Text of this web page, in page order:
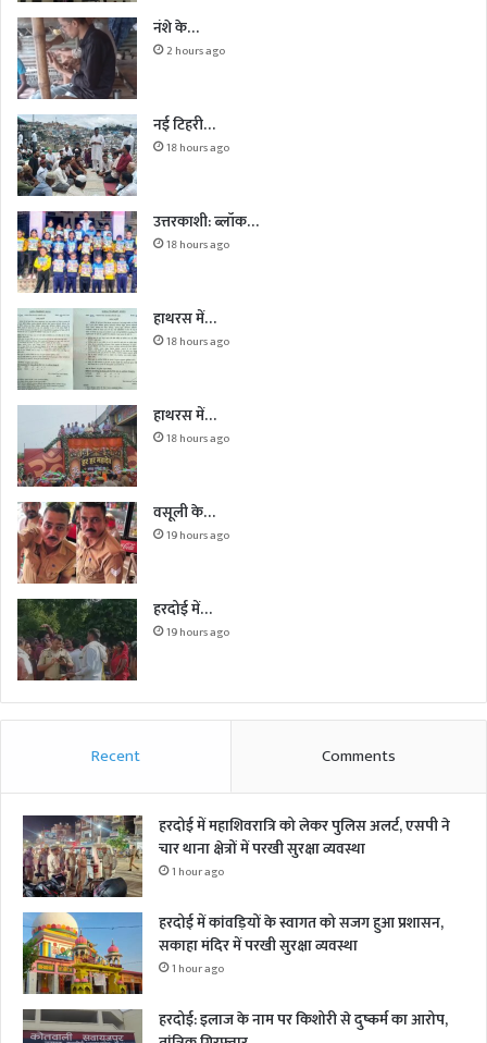
नंशे के…
2 hours ago
नई टिहरी…
18 hours ago
उत्तरकाशी: ब्लॉक…
18 hours ago
हाथरस में…
18 hours ago
हाथरस में…
18 hours ago
वसूली के…
19 hours ago
हरदोई में…
19 hours ago
Recent Comments
हरदोई में महाशिवरात्रि को लेकर पुलिस अलर्ट, एसपी ने
चार थाना क्षेत्रों में परखी सुरक्षा व्यवस्था
1 hour ago
हरदोई में कांवड़ियों के स्वागत को सजग हुआ प्रशासन,
सकाहा मंदिर में परखी सुरक्षा व्यवस्था
1 hour ago
हरदोई: इलाज के नाम पर किशोरी से दुष्कर्म का आरोप,